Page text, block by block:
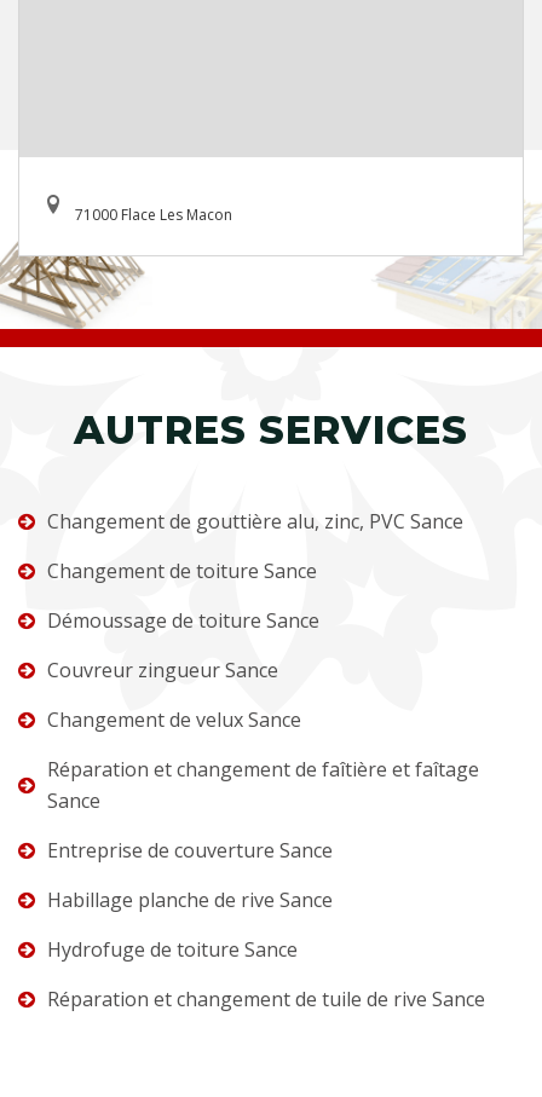
71000 Flace Les Macon
AUTRES SERVICES
Changement de gouttière alu, zinc, PVC Sance
Changement de toiture Sance
Démoussage de toiture Sance
Couvreur zingueur Sance
Changement de velux Sance
Réparation et changement de faîtière et faîtage
Sance
Entreprise de couverture Sance
Habillage planche de rive Sance
Hydrofuge de toiture Sance
Réparation et changement de tuile de rive Sance